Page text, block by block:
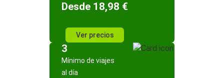
Desde 18,98 €
Ver precios
3
Mínimo de viajes
al día